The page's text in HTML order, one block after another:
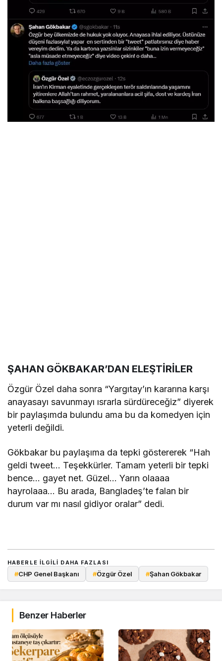
ŞAHAN GÖKBAKAR’DAN ELEŞTİRİLER
Özgür Özel daha sonra “Yargıtay’ın kararına karşı
anayasayı savunmayı ısrarla sürdüreceğiz” diyerek
bir paylaşımda bulundu ama bu da komedyen için
yeterli değildi.
Gökbakar bu paylaşıma da tepki göstererek “Hah
geldi tweet… Teşekkürler. Tamam yeterli bir tepki
bence… gayet net. Güzel… Yarın olaaaa
hayrolaaa… Bu arada, Bangladeş’te falan bir
durum var mı nasıl gidiyor oralar” dedi.
HABERLE ILGILI DAHA FAZLASI
#CHP Genel Başkanı #Özgür Özel #Şahan Gökbakar
Benzer Haberler